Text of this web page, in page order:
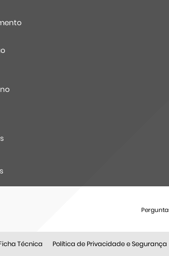
Técnica Política de Privacidade e Segurança